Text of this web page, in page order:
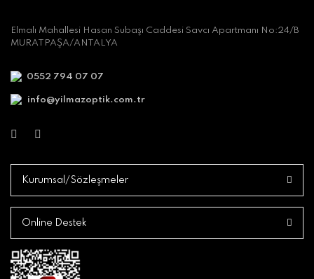
Elmalı Mahallesi Hasan Subaşı Caddesi Savcı Apartmanı No:24/B
MURATPAŞA/ANTALYA
0552 794 07 07
info@yilmazoptik.com.tr
Kurumsal/Sözleşmeler
Online Destek